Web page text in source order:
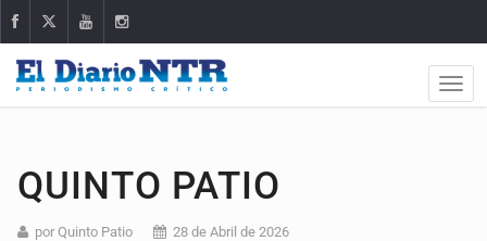
QUINTO PATIO
por Quinto Patio 28 de Abril de 2026